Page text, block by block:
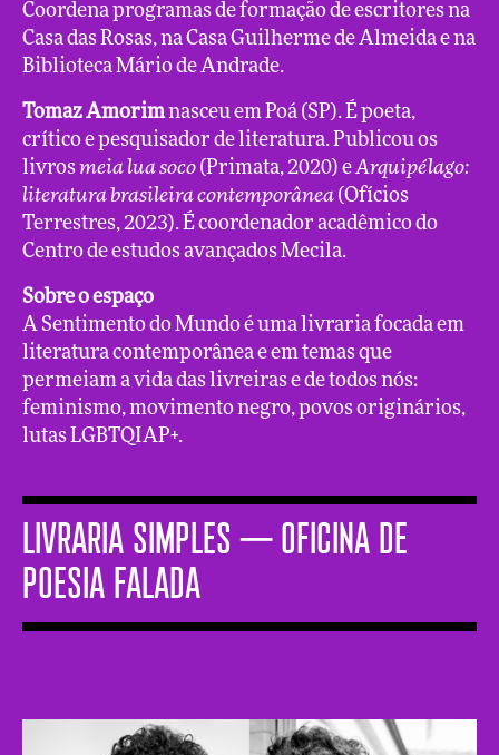
Coordena programas de formação de escritores na
Casa das Rosas, na Casa Guilherme de Almeida e na
Biblioteca Mário de Andrade.
Tomaz Amorimnasceu em Poá (SP). É poeta,
crítico e pesquisador de literatura. Publicou os
livrosmeia lua soco (Primata, 2020) eArquipélago:
literatura brasileira contemporânea (Ofícios
Terrestres, 2023). É coordenador acadêmico do
Centro de estudos avançados Mecila.
Sobre o espaço
A Sentimento do Mundo é uma livraria focada em
literatura contemporânea e em temas que
permeiam a vida das livreiras e de todos nós:
feminismo, movimento negro, povos originários,
lutas LGBTQIAP+.
LIVRARIA SIMPLES ─ Oficina de
poesia falada